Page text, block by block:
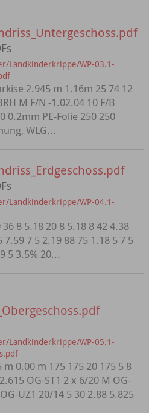
Landkinderkrippe/WP-03.1-
2.945 m 1.16m 25 74 12
M F/N -1.02.04 10 F/B
0.2mm PE-Folie 250 250
WLG...
Landkinderkrippe/WP-04.1-
8 5.18 20 8 5.18 8 42 4.38
7 5 2.19 88 75 1.18 5 7 5
5 3.5% 20...
Landkinderkrippe/WP-05.1-
0.00 m 175 175 20 175 5 8
OG-ST1 2 x 6/20 M OG-
UZ1 20/14 5 30 2.88 5.825